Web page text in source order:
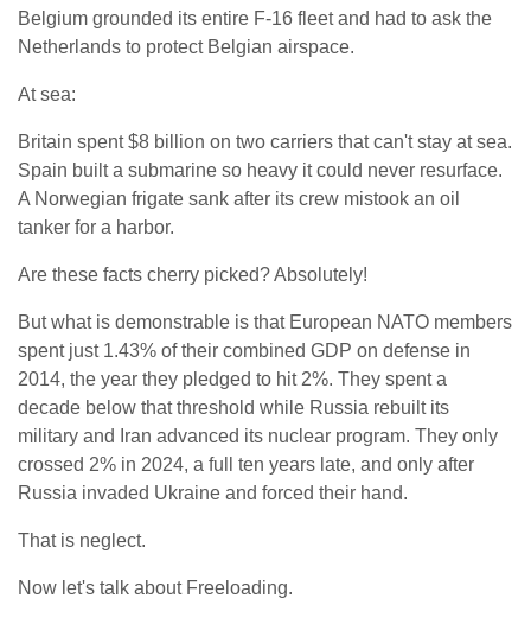
Belgium grounded its entire F-16 fleet and had to ask the
Netherlands to protect Belgian airspace.
At sea:
Britain spent $8 billion on two carriers that can't stay at sea.
Spain built a submarine so heavy it could never resurface.
A Norwegian frigate sank after its crew mistook an oil
tanker for a harbor.
Are these facts cherry picked? Absolutely!
But what is demonstrable is that European NATO members
spent just 1.43% of their combined GDP on defense in
2014, the year they pledged to hit 2%. They spent a
decade below that threshold while Russia rebuilt its
military and Iran advanced its nuclear program. They only
crossed 2% in 2024, a full ten years late, and only after
Russia invaded Ukraine and forced their hand.
That is neglect.
Now let's talk about Freeloading.